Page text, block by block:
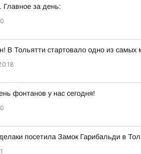
Главное за день:
В Тольятти стартовало одно из самых
фонтанов у нас сегодня!
посетила Замок Гарибальди в